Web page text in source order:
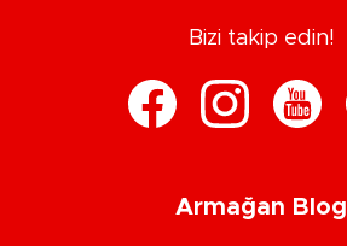
Bizi takip edin!
Armağan Blog